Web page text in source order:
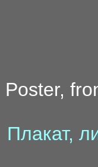
Poster,
Плакат,